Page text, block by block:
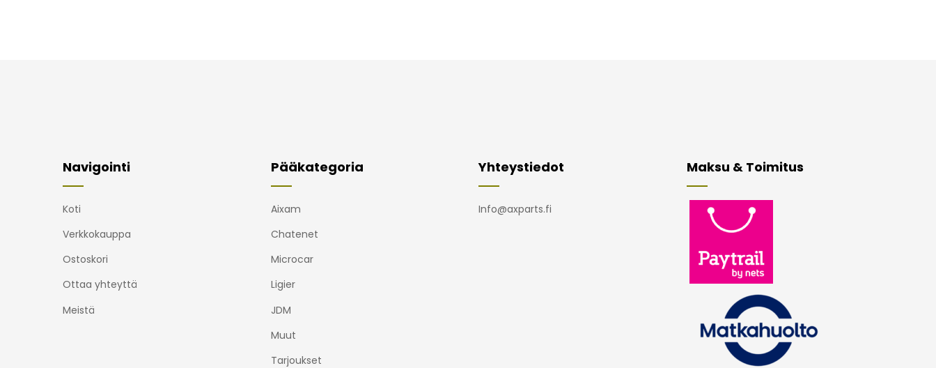
Navigointi
Koti
Verkkokauppa
Ostoskori
Ottaa yhteyttä
Meistä
Pääkategoria
Aixam
Chatenet
Microcar
Ligier
JDM
Muut
Tarjoukset
Yhteystiedot
Info@axparts.fi
Maksu & Toimitus